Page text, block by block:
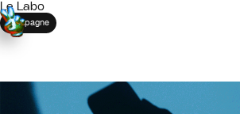
LE
LABO
Le Labo
Campagne